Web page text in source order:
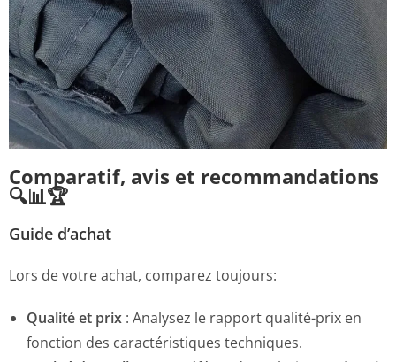
Comparatif, avis et recommandations
🔍📊🏆
Guide d’achat
Lors de votre achat, comparez toujours:
Qualité et prix : Analysez le rapport qualité-prix en
fonction des caractéristiques techniques.